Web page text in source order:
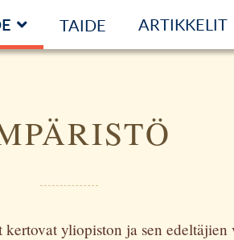
TAIDE ARTIKKELIT
yliopiston ja sen edeltäjien